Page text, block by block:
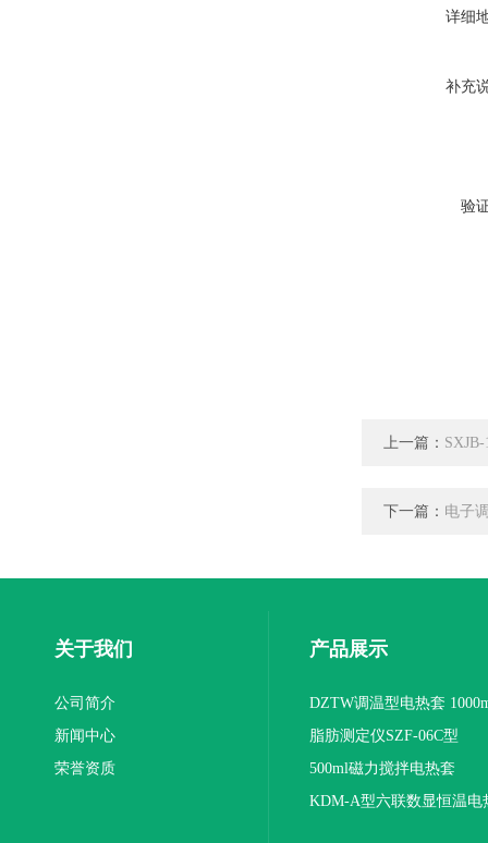
详细
补充
验
上一篇：
下一篇： 电子
关于我们
公司简介
新闻中心
荣誉资质
产品展示
DZTW调温型电热套
联
脂肪测定仪SZF-06C型
500ml磁力搅拌电热套
KDM-A型六联数显恒温电